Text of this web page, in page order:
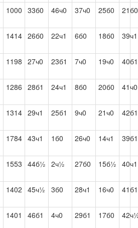
1000 33б0 46ч0 37ч0 25б0 21б0
1414 26б0 22ч1 6б0 18б0 39ч1
1198 27ч0 23б1 7ч0 19ч0 40б1
1286 28б1 24ч1 8б0 20б0 41ч0
1314 29ч1 25б1 9ч0 21ч0 42б1
1784 43ч1 1б0 26ч0 14ч1 39б1
1553 44б½ 2ч½ 27б0 15б½ 40ч1
1402 45ч½ 3б0 28ч1 16ч0 41б1
1401 46б1 4ч0 29б1 17б0